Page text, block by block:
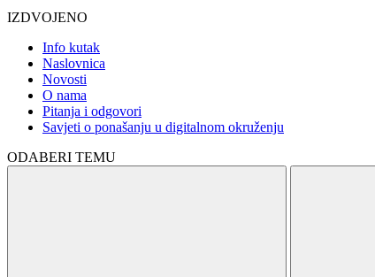
IZDVOJENO
Info kutak
Naslovnica
Novosti
O nama
Pitanja i odgovori
Savjeti o ponašanju u digitalnom okruženju
ODABERI TEMU